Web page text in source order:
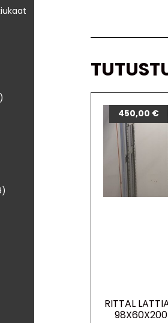
RITTAL
450,00 €